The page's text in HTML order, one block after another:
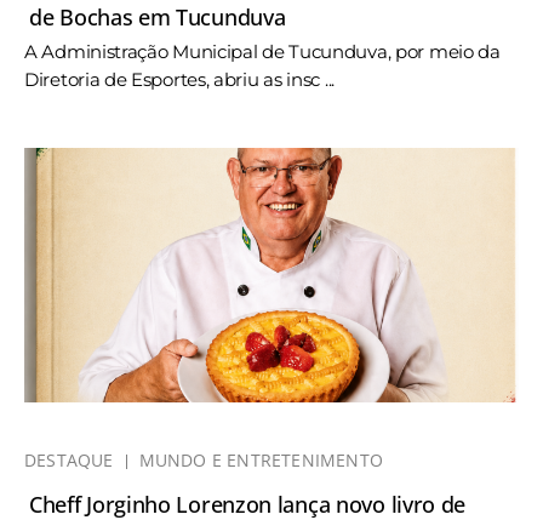
de Bochas em Tucunduva
A Administração Municipal de Tucunduva, por meio da
Diretoria de Esportes, abriu as insc ...
DESTAQUE MUNDO E ENTRETENIMENTO
Cheff Jorginho Lorenzon lança novo livro de